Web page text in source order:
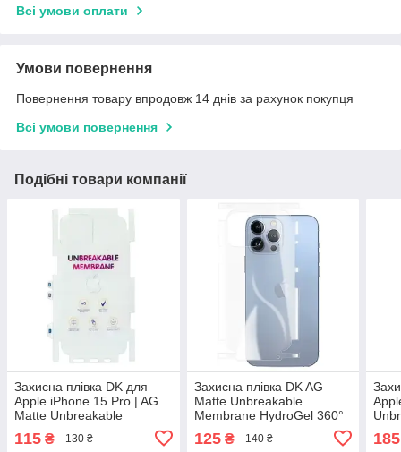
Всі умови оплати
Умови повернення
Повернення товару впродовж 14 днів за рахунок покупця
Всі умови повернення
Подібні товари компанії
Захисна плівка DK для
Apple iPhone 15 Pro | AG
Matte Unbreakable
Membrane HydroGel 360°
(clear)
115 ₴ 130 ₴
Захисна плівка DK AG
Matte Unbreakable
Membrane HydroGel 360°
для Apple iPhone 13 Pro
Max (clear)
125₴ 140 ₴ 185